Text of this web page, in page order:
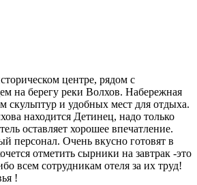
центре, рядом с
на берегу реки Волхов. Набережная
скульптур и удобных мест для отдыха.
находится Детинец, надо только
оставляет хорошее впечатление.
персонал. Очень вкусно готовят в
отметить сырники на завтрак -это
всем сотрудникам отеля за их труд!
!